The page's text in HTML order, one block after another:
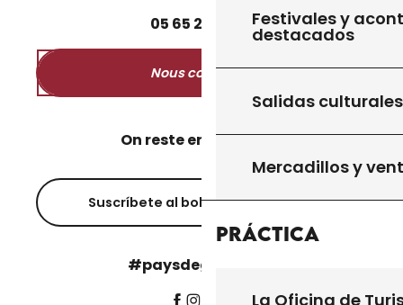
Festivales y
destacados
Salidas culturales
Mercadillos y
Práctica
La Oficina de
05 65 27 50
Nous contacter
On reste en contact ?
Suscríbete al boletín informativo
#paysdegourdon !